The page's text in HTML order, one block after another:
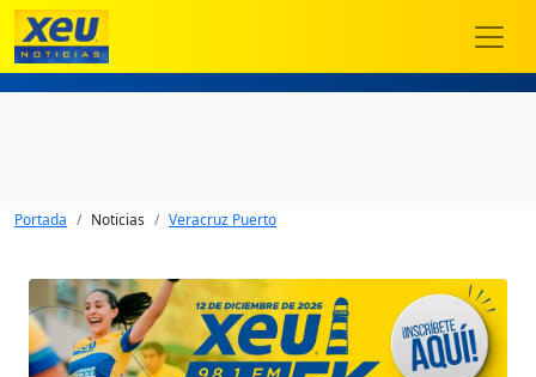
Portada Noticias Veracruz Puerto